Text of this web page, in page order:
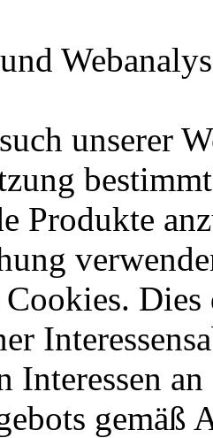
unserer
Produkte
Cookies.
Interessen